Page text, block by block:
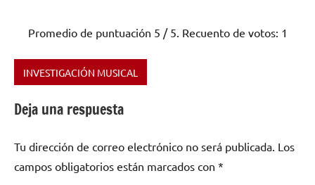
Promedio de puntuación 5 / 5. Recuento de votos: 1
Cajón
Flamenco,
Folklore,
INVESTIGACIÓN MUSICAL
Deja una respuesta
Tu dirección de correo electrónico no será publicada. Los
campos obligatorios están marcados con *